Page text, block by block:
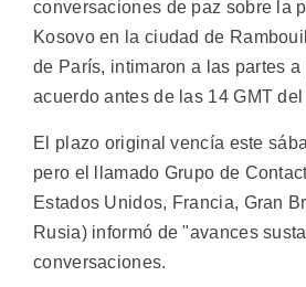
conversaciones de paz sobre la
Kosovo en la ciudad de
de París, intimaron a las partes a
acuerdo antes de las 14 GMT del
El plazo original vencía este
pero el llamado Grupo de
Estados Unidos, Francia, Gran
Rusia) informó de "avances
conversaciones.